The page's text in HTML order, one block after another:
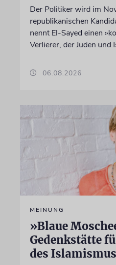
Der Politiker wird im
republikanischen
nennt El-Sayed einen
Verlierer, der Juden und
06.08.2026
MEINUNG
»Blaue
Gedenkstätte
des